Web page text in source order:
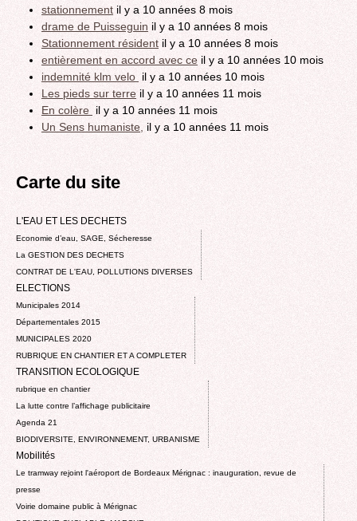
stationnement il y a 10 années 8 mois
drame de Puisseguin il y a 10 années 8 mois
Stationnement résident il y a 10 années 8 mois
entièrement en accord avec ce il y a 10 années 10 mois
indemnité klm velo il y a 10 années 10 mois
Les pieds sur terre il y a 10 années 11 mois
En colère il y a 10 années 11 mois
Un Sens humaniste, il y a 10 années 11 mois
Carte du site
L'EAU ET LES DECHETS
Economie d’eau, SAGE, Sécheresse
La GESTION DES DECHETS
CONTRAT DE L'EAU, POLLUTIONS DIVERSES
ELECTIONS
Municipales 2014
Départementales 2015
MUNICIPALES 2020
RUBRIQUE EN CHANTIER ET A COMPLETER
TRANSITION ECOLOGIQUE
rubrique en chantier
La lutte contre l’affichage publicitaire
Agenda 21
BIODIVERSITE, ENVIRONNEMENT, URBANISME
Mobilités
Le tramway rejoint l'aéroport de Bordeaux Mérignac : inauguration, revue de
presse
Voirie domaine public à Mérignac